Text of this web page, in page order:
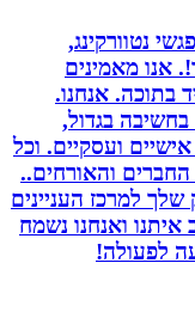
מאמינים
אנחנו.
בגדול,
ועסקיים. וכל
והאורחים..
העניינים
ואנחנו נשמח